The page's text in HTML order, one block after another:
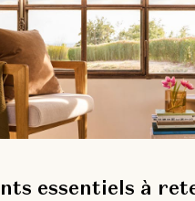
essentiels à